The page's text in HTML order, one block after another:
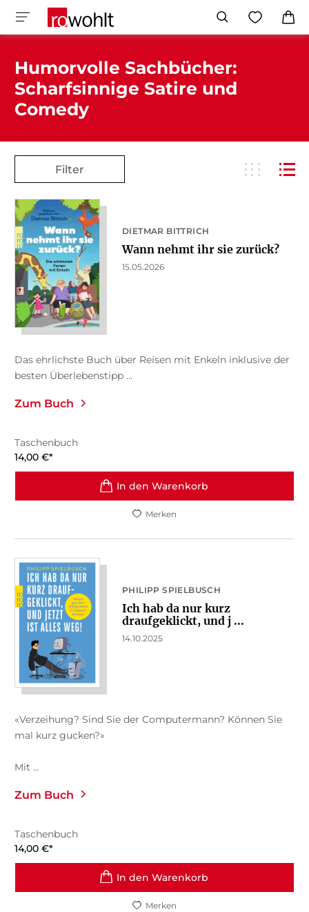
Humorvolle Sachbücher:
Scharfsinnige Satire und
Comedy
Filter
DIETMAR BITTRICH
Wann nehmt ihr sie zurück?
15.05.2026
Das ehrlichste Buch über Reisen mit Enkeln inklusive der
besten Überlebenstipp ...
Zum Buch
Taschenbuch
14,00 €*
In den Warenkorb
Merken
PHILIPP SPIELBUSCH
Ich hab da nur kurz
draufgeklickt, und j ...
14.10.2025
«Verzeihung? Sind Sie der Computermann? Können Sie
mal kurz gucken?»
Mit ...
Zum Buch
Taschenbuch
14,00 €*
In den Warenkorb
Merken